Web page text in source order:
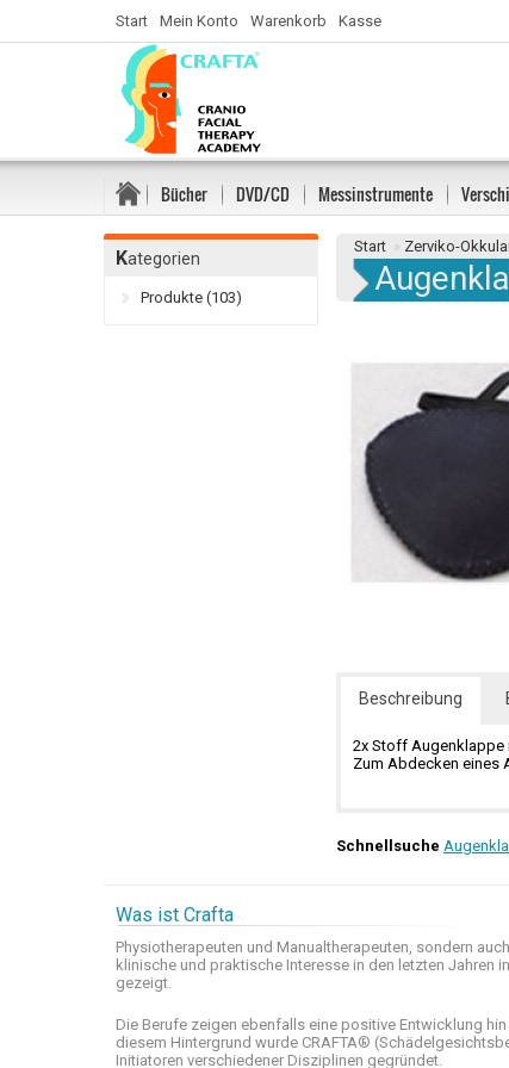
Start Mein Konto Warenkorb Kasse
Bücher DVD/CD Messinstrumente
Kategorien
Produkte (103)
Start » Zerviko-
Beschreibung
2x Stoff Augenklappe
Zum Abdecken eines
Schnellsuche
Was ist Crafta
Physiotherapeuten und Manualtherapeuten, sondern auch
klinische und praktische Interesse in den letzten Jahren
gezeigt.
Die Berufe zeigen ebenfalls eine positive Entwicklung
diesem Hintergrund wurde CRAFTA® (
Initiatoren verschiedener Disziplinen gegründet.